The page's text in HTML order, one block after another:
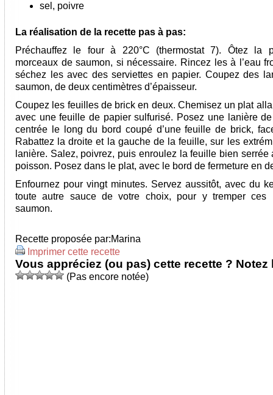
sel, poivre
La réalisation de la recette pas à pas:
Préchauffez le four à 220°C (thermostat 7). Ôtez la
morceaux de saumon, si nécessaire. Rincez les à l’eau
séchez les avec des serviettes en papier. Coupez des
saumon, de deux centimètres d’épaisseur.
Coupez les feuilles de brick en deux. Chemisez un plat
avec une feuille de papier sulfurisé. Posez une lanière
centrée le long du bord coupé d’une feuille de brick,
Rabattez la droite et la gauche de la feuille, sur les
lanière. Salez, poivrez, puis enroulez la feuille bien serrée
poisson. Posez dans le plat, avec le bord de fermeture en
Enfournez pour vingt minutes. Servez aussitôt, avec du
toute autre sauce de votre choix, pour y tremper ces
saumon.
Recette proposée par:Marina
Imprimer cette recette
Vous appréciez (ou pas) cette recette ? Notez
(Pas encore notée)